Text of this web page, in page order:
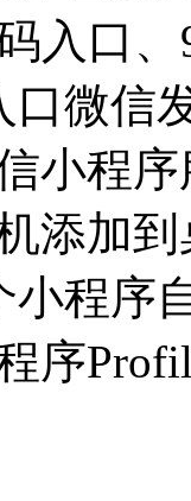
入口
口微信
小程
添加
小程序
序